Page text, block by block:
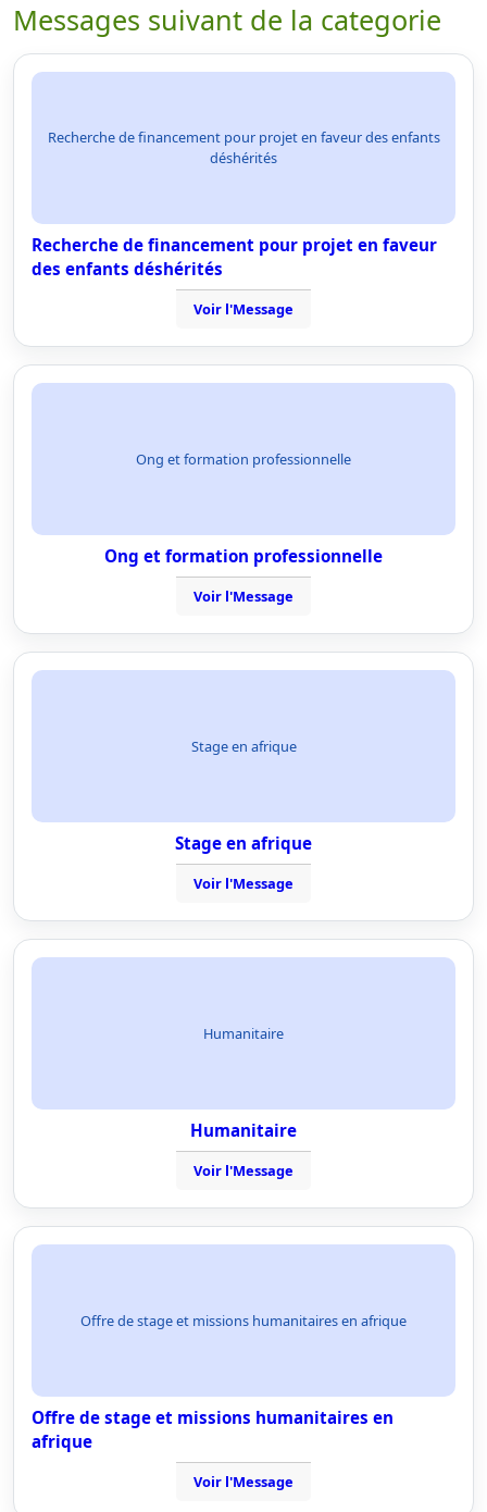
Messages suivant de la categorie
Recherche de financement pour projet en faveur des enfants
déshérités
Recherche de financement pour projet en faveur
des enfants déshérités
Voir l'Message
Ong et formation professionnelle
Ong et formation professionnelle
Voir l'Message
Stage en afrique
Stage en afrique
Voir l'Message
Humanitaire
Humanitaire
Voir l'Message
Offre de stage et missions humanitaires en afrique
Offre de stage et missions humanitaires en
afrique
Voir l'Message